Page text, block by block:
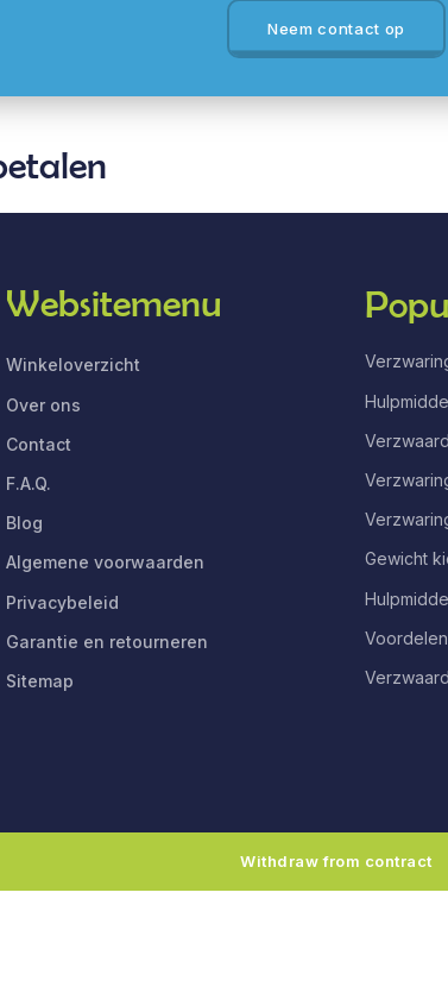
Neem contact op
Websitemenu
Winkeloverzicht
Over ons
Contact
F.A.Q.
Blog
Algemene voorwaarden
Privacybeleid
Garantie en retourneren
Sitemap
Gewicht
Withdraw from contract